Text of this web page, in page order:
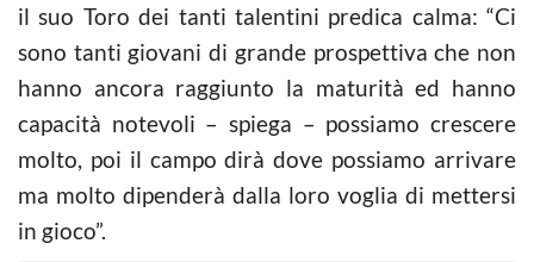
il suo Toro dei tanti talentini predica calma: “Ci
sono tanti giovani di grande prospettiva che non
hanno ancora raggiunto la maturità ed hanno
capacità notevoli – spiega – possiamo crescere
molto, poi il campo dirà dove possiamo arrivare
ma molto dipenderà dalla loro voglia di mettersi
in gioco”.